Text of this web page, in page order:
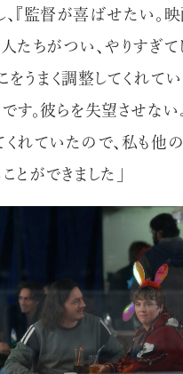
、『監督が喜ばせたい。
たちがつい、やりすぎて
をうまく調整してくれて
す。彼らを失望させない
くれていたので、私も他
とができました」